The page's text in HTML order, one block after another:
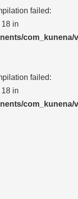
failed:
in
com_kunena/
failed:
in
com_kunena/